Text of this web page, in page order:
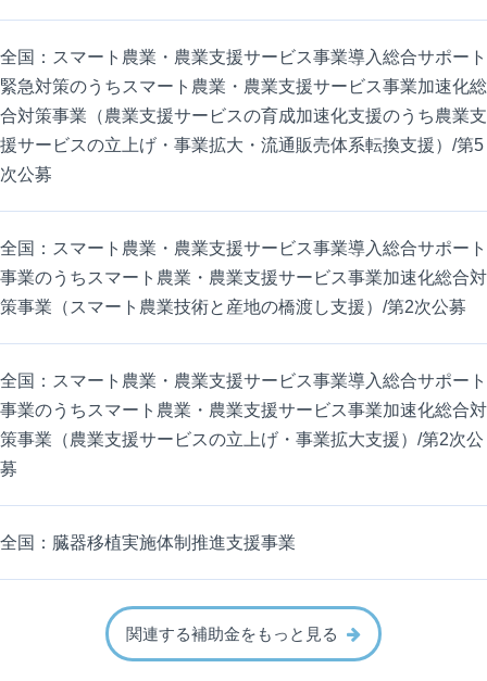
全国：スマート農業・農業支援サービス事業導入総合サポート
緊急対策のうちスマート農業・農業支援サービス事業加速化総
合対策事業（農業支援サービスの育成加速化支援のうち農業支
援サービスの立上げ・事業拡大・流通販売体系転換支援）/第5
次公募
全国：スマート農業・農業支援サービス事業導入総合サポート
事業のうちスマート農業・農業支援サービス事業加速化総合対
策事業（スマート農業技術と産地の橋渡し支援）/第2次公募
全国：スマート農業・農業支援サービス事業導入総合サポート
事業のうちスマート農業・農業支援サービス事業加速化総合対
策事業（農業支援サービスの立上げ・事業拡大支援）/第2次公
募
全国：臓器移植実施体制推進支援事業
関連する補助金をもっと見る